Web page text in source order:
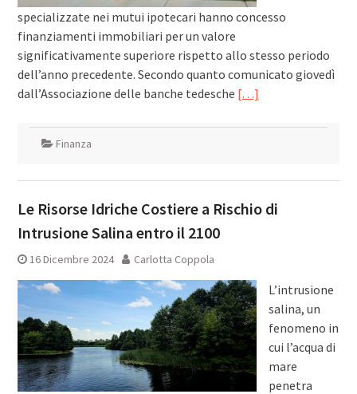
specializzate nei mutui ipotecari hanno concesso
finanziamenti immobiliari per un valore
significativamente superiore rispetto allo stesso periodo
dell’anno precedente. Secondo quanto comunicato giovedì
dall’Associazione delle banche tedesche […]
Finanza
Le Risorse Idriche Costiere a Rischio di
Intrusione Salina entro il 2100
16 Dicembre 2024 Carlotta Coppola
L’intrusione
salina, un
fenomeno in
cui l’acqua di
mare
penetra